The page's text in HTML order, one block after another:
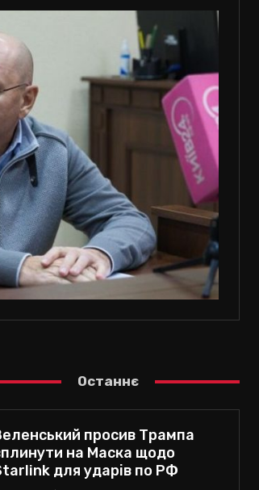
Останнє
просив Трампа
на Маска щодо
для ударів по РФ